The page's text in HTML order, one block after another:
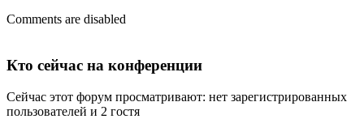
Comments are disabled
Кто сейчас на конференции
Сейчас этот форум просматривают: нет зарегистрированных
пользователей и 2 гостя